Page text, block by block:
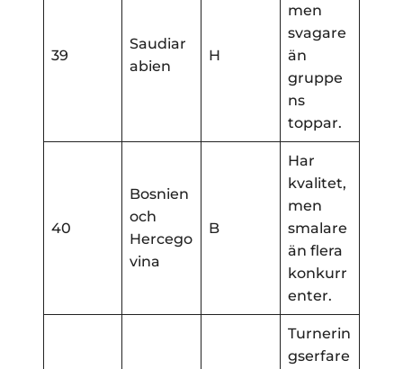
39
Saudiar
abien
H
men
svagare
än
gruppe
ns
toppar.
40
Bosnien
och
Hercego
vina
B
Har
kvalitet,
men
smalare
än flera
konkurr
enter.
Turnerin
gserfare